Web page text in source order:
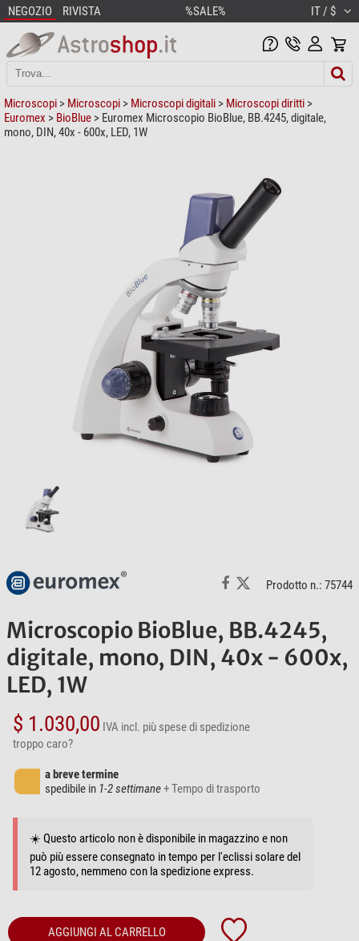
NEGOZIO RIVISTA %SALE% IT / $
Microscopi > Microscopi > Microscopi digitali > Microscopi diritti >
Euromex > BioBlue > Euromex Microscopio BioBlue, BB.4245, digitale,
mono, DIN, 40x - 600x, LED, 1W
Prodotto n.: 75744
Microscopio BioBlue, BB.4245,
digitale, mono, DIN, 40x - 600x,
LED, 1W
$ 1.030,00 IVA incl. più spese di spedizione
troppo caro?
a breve termine
spedibile in 1-2 settimane+ Tempo di trasporto
☀️ Questo articolo non è disponibile in magazzino e non
può più essere consegnato in tempo per l'eclissi solare del
12 agosto, nemmeno con la spedizione express.
AGGIUNGI AL CARRELLO